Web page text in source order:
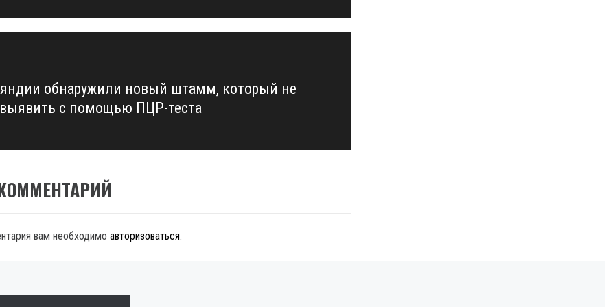
обнаружили новый штамм, который не
с помощью ПЦР-теста
вам необходимо авторизоваться.